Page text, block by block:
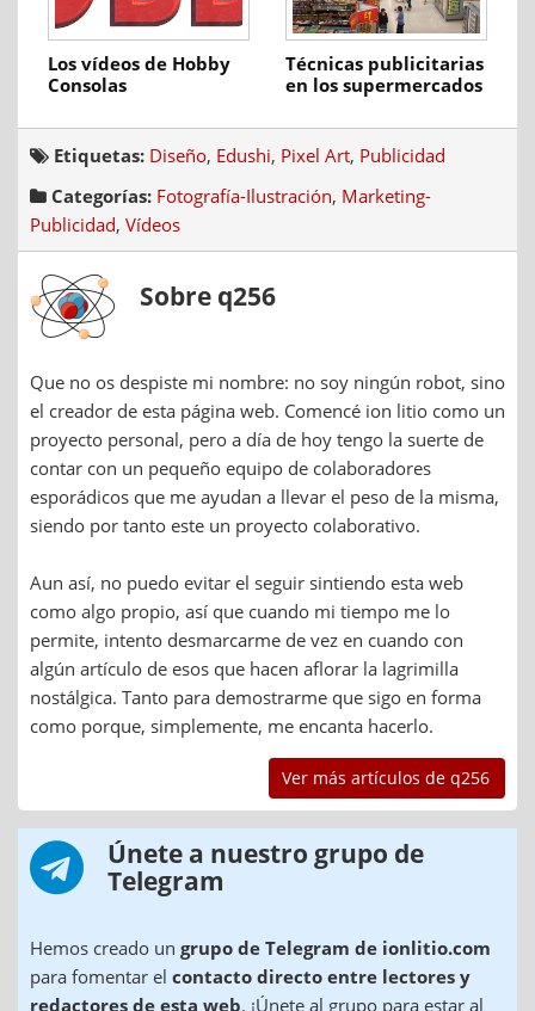
Los vídeos de Hobby
Consolas
Técnicas publicitarias
en los supermercados
Etiquetas: Diseño, Edushi, Pixel Art, Publicidad
Categorías: Fotografía-Ilustración, Marketing-
Publicidad, Vídeos
Sobre q256
Que no os despiste mi nombre: no soy ningún robot, sino
el creador de esta página web. Comencé ion litio como un
proyecto personal, pero a día de hoy tengo la suerte de
contar con un pequeño equipo de colaboradores
esporádicos que me ayudan a llevar el peso de la misma,
siendo por tanto este un proyecto colaborativo.
Aun así, no puedo evitar el seguir sintiendo esta web
como algo propio, así que cuando mi tiempo me lo
permite, intento desmarcarme de vez en cuando con
algún artículo de esos que hacen aflorar la lagrimilla
nostálgica. Tanto para demostrarme que sigo en forma
como porque, simplemente, me encanta hacerlo.
Ver más artículos de q256
Únete a nuestro grupo de
Telegram
Hemos creado un grupo de Telegram de ionlitio.com
para fomentar el contacto directo entre lectores y
redactores de esta web. ¡Únete al grupo para estar al